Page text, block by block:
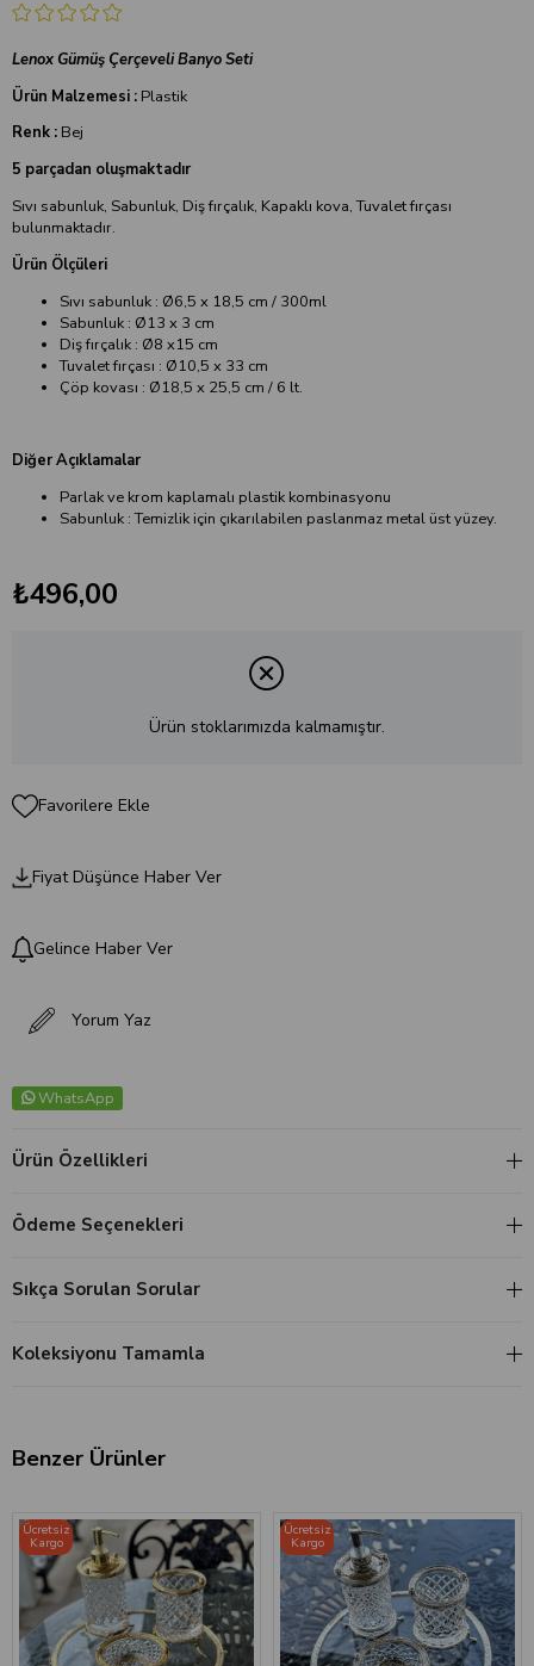
Lenox Gümüş Çerçeveli Banyo Seti
Ürün Malzemesi : Plastik
Renk : Bej
5 parçadan oluşmaktadır
Sıvı sabunluk, Sabunluk, Diş fırçalık, Kapaklı kova, Tuvalet fırçası
bulunmaktadır.
Ürün Ölçüleri
Sıvı sabunluk : Ø6,5 x 18,5 cm / 300ml
Sabunluk : Ø13 x 3 cm
Diş fırçalık : Ø8 x15 cm
Tuvalet fırçası : Ø10,5 x 33 cm
Çöp kovası : Ø18,5 x 25,5 cm / 6 lt.
Diğer Açıklamalar
Parlak ve krom kaplamalı plastik kombinasyonu
Sabunluk : Temizlik için çıkarılabilen paslanmaz metal üst yüzey.
₺496,00
Ürün stoklarımızda kalmamıştır.
Favorilere Ekle
Fiyat Düşünce Haber Ver
Gelince Haber Ver
Yorum Yaz
WhatsApp
Ürün Özellikleri
Ödeme Seçenekleri
Sıkça Sorulan Sorular
Koleksiyonu Tamamla
Benzer Ürünler
Ücretsiz
Kargo
Ücretsiz
Kargo